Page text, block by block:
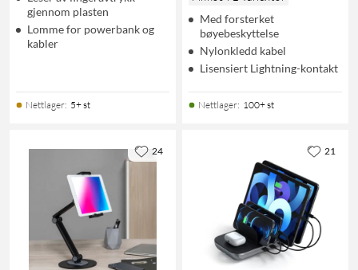
gjennom plasten
Lomme for powerbank og
kabler
Nettlager: 5+ st
Med forsterket
bøyebeskyttelse
Nylonkledd kabel
Lisensiert Lightning-kontakt
Nettlager: 100+ st
24 21